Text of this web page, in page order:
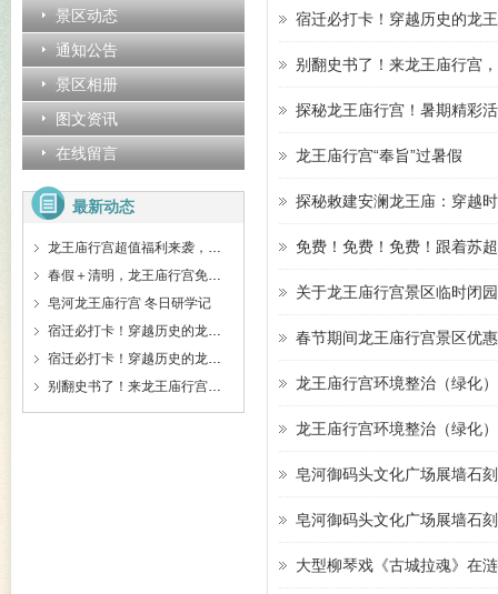
景区动态
通知公告
景区相册
图文资讯
在线留言
最新动态
龙王庙行宫超值福利来袭，学生免费、门票特惠、拼团精讲等超划算！
春假＋清明，龙王庙行宫免票啦！！
皂河龙王庙行宫 冬日研学记
宿迁必打卡！穿越历史的龙王庙行宫，藏着你不知道的惊喜
宿迁必打卡！穿越历史的龙王庙行宫，藏着你不知道的惊喜
别翻史书了！来龙王庙行宫，让这些守护者告诉你皇家秘密！
宿迁必打卡！穿越历史的龙
别翻史书了！来龙王庙行宫
探秘龙王庙行宫！暑期精彩
龙王庙行宫“奉旨”过暑假
探秘敕建安澜龙王庙：穿越
免费！免费！免费！跟着苏
关于龙王庙行宫景区临时闭
春节期间龙王庙行宫景区优
龙王庙行宫环境整治（绿化
龙王庙行宫环境整治（绿化
皂河御码头文化广场展墙石
皂河御码头文化广场展墙石
大型柳琴戏《古城拉魂》在